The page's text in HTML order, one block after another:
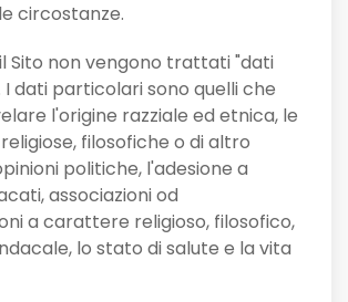
circostanze.
Sito non vengono trattati "dati
dati particolari sono quelli che
l'origine razziale ed etnica, le
filosofiche o di altro
politiche, l'adesione a
associazioni od
a carattere religioso, filosofico,
lo stato di salute e la vita